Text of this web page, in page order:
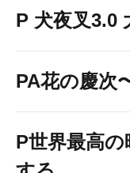
P 犬夜叉3.0
PA花の慶次
P世界最高